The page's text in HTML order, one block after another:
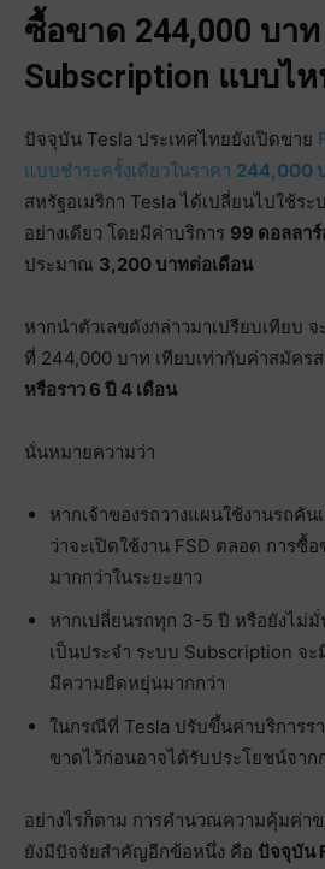
ซื้อขาด 244,000 บา
Subscription แบบไ
ปัจจุบัน Tesla ประเทศไทยยังเปิดขาย
แบบชำระครั้งเดียวในราคา 244,000
สหรัฐอเมริกา Tesla ได้เปลี่ยนไปใช้ร
อย่างเดียว โดยมีค่าบริการ 99 ดอลลา
ประมาณ 3,200 บาทต่อเดือน
หากนำตัวเลขดังกล่าวมาเปรียบเทียบ
ที่ 244,000 บาท เทียบเท่ากับค่าสมัคร
หรือราว 6 ปี 4 เดือน
นั่นหมายความว่า
หากเจ้าของรถวางแผนใช้งานรถคั
ว่าจะเปิดใช้งาน FSD ตลอด การซื้
มากกว่าในระยะยาว
หากเปลี่ยนรถทุก 3-5 ปี หรือยังไม่มั่
เป็นประจำ ระบบ Subscription จ
มีความยืดหยุ่นมากกว่า
ในกรณีที่ Tesla ปรับขึ้นค่าบริการร
ขาดไว้ก่อนอาจได้รับประโยชน์จาก
อย่างไรก็ตาม การคำนวณความคุ้มค่าข
ยังมีปัจจัยสำคัญอีกข้อหนึ่ง คือ ปัจจุบัน